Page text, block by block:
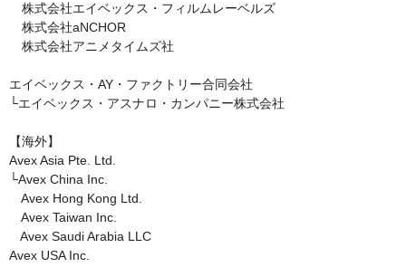
株式会社エイベックス・フィルムレーベルズ
株式会社aNCHOR
株式会社アニメタイムズ社
エイベックス・AY・ファクトリー合同会社
└エイベックス・アスナロ・カンパニー株式会社
【海外】
Avex Asia Pte. Ltd.
└Avex China Inc.
Avex Hong Kong Ltd.
Avex Taiwan Inc.
Avex USA Inc.